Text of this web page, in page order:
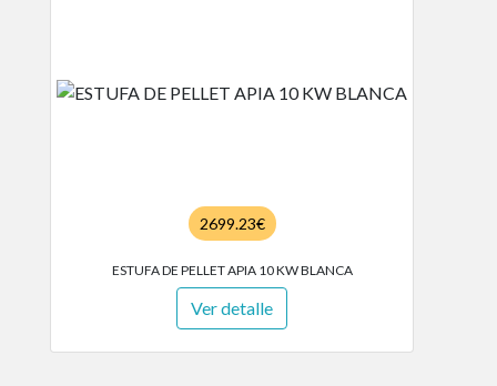
2699.23€
ESTUFA DE PELLET APIA 10 KW BLANCA
Ver detalle